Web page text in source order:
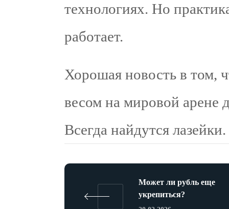
технологиях. Но
работает.
Хорошая новость в том,
весом на мировой арене
Всегда найдутся лазейки.
Может ли рубль еще
укрепиться?